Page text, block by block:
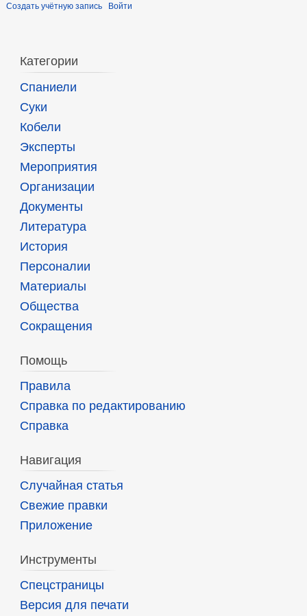
Создать учётную запись Войти
Категории
Спаниели
Суки
Кобели
Эксперты
Мероприятия
Организации
Документы
Литература
История
Персоналии
Материалы
Общества
Сокращения
Помощь
Правила
Справка по редактированию
Справка
Навигация
Случайная статья
Свежие правки
Приложение
Инструменты
Спецстраницы
Версия для печати